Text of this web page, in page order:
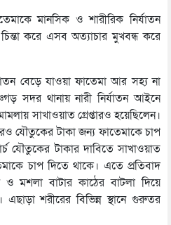
মানসিক ও শারীরিক নির্যাতন
করে এসব অত্যাচার মুখবন্ধ করে
বেড়ে যাওয়া ফাতেমা আর সহ্য না
সদর থানায় নারী নির্যাতন আইনে
সাখাওয়াত গ্রেপ্তারও হয়েছিলেন।
যৌতুকের টাকা জন্য ফাতেমাকে চাপ
যৌতুকের টাকার দাবিতে সাখাওয়াত
চাপ দিতে থাকে। এতে প্রতিবাদ
মশলা বাটার কাঠের বাটলা দিয়ে
শরীরের বিভিন্ন স্থানে গুরুতর